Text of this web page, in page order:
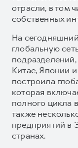
отрасли, в том
собственных
На
глобальную
Китае, Японии
построила
которая
полного цикла
также
предприятий в
странах.